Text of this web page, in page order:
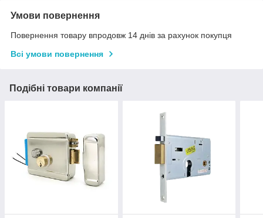
Умови повернення
Повернення товару впродовж 14 днів за рахунок покупця
Всі умови повернення
Подібні товари компанії